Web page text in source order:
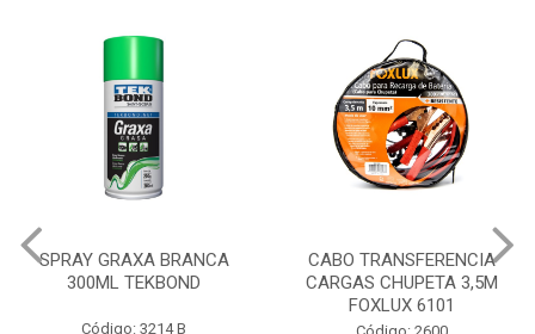
CABO TRANSFERENCIA
CARGAS CHUPETA 3,5M
CHAVE DE RODA TIPO CRUZ
17X19X21X23 FOX 4513
Código: 2628